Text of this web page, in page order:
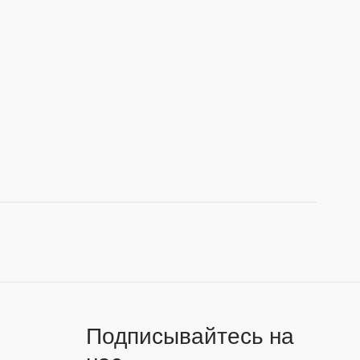
Подписывайтесь на